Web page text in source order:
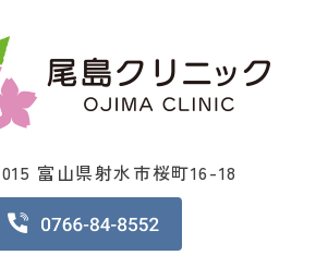
富山県射水市桜町16-18